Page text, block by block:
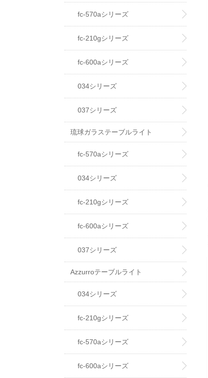
fc-570aシリーズ
fc-210gシリーズ
fc-600aシリーズ
034シリーズ
037シリーズ
琉球ガラステーブルライト
fc-570aシリーズ
034シリーズ
fc-210gシリーズ
fc-600aシリーズ
037シリーズ
Azzurroテーブルライト
034シリーズ
fc-210gシリーズ
fc-570aシリーズ
fc-600aシリーズ